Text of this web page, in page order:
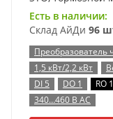
Есть в наличии:
Склад АйДи 96
Преобразователь
1,5 кВт/2,2 кВт
DI 5
DO 1 RO 1
340…460 В AC